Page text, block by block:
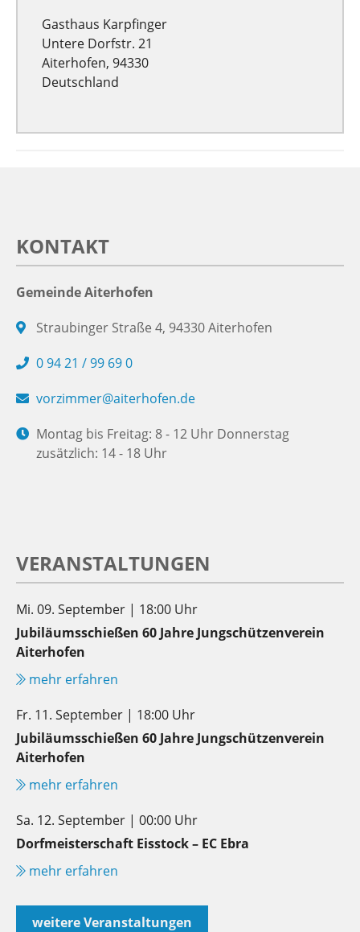
Gasthaus Karpfinger
Untere Dorfstr. 21
Aiterhofen, 94330
Deutschland
KONTAKT
Gemeinde Aiterhofen
Straubinger Straße 4, 94330 Aiterhofen
0 94 21 / 99 69 0
vorzimmer@aiterhofen.de
Montag bis Freitag: 8 - 12 Uhr Donnerstag
zusätzlich: 14 - 18 Uhr
VERANSTALTUNGEN
Mi. 09. September | 18:00 Uhr
Jubiläumsschießen 60 Jahre Jungschützenverein
Aiterhofen
mehr erfahren
Fr. 11. September | 18:00 Uhr
Jubiläumsschießen 60 Jahre Jungschützenverein
Aiterhofen
mehr erfahren
Sa. 12. September | 00:00 Uhr
Dorfmeisterschaft Eisstock – EC Ebra
mehr erfahren
weitere Veranstaltungen